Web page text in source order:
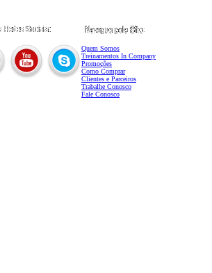
Quem Somos
Treinamentos In Company
Promoções
Como Comprar
Clientes e Parceiros
Trabalhe Conosco
Fale Conosco